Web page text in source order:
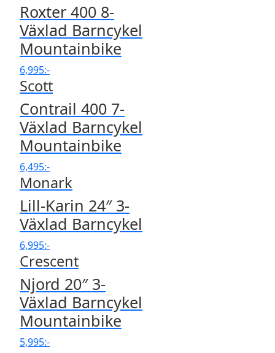
Roxter 400 8-
Växlad Barncykel
Mountainbike
6,995:-
Scott
Contrail 400 7-
Växlad Barncykel
Mountainbike
6,495:-
Monark
Lill-Karin 24″ 3-
Växlad Barncykel
6,995:-
Crescent
Njord 20″ 3-
Växlad Barncykel
Mountainbike
5,995:-